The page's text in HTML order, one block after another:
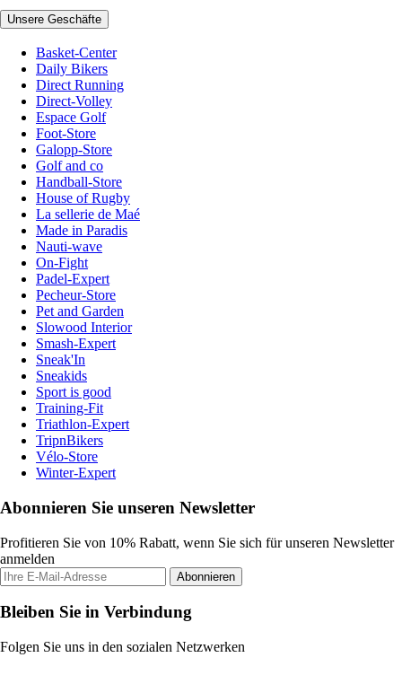
Unsere Geschäfte
Basket-Center
Daily Bikers
Direct Running
Direct-Volley
Espace Golf
Foot-Store
Galopp-Store
Golf and co
Handball-Store
House of Rugby
La sellerie de Maé
Made in Paradis
Nauti-wave
On-Fight
Padel-Expert
Pecheur-Store
Pet and Garden
Slowood Interior
Smash-Expert
Sneak'In
Sneakids
Sport is good
Training-Fit
Triathlon-Expert
TripnBikers
Vélo-Store
Winter-Expert
Abonnieren Sie unseren Newsletter
Profitieren Sie von 10% Rabatt, wenn Sie sich für unseren Newsletter
anmelden
Abonnieren
Bleiben Sie in Verbindung
Folgen Sie uns in den sozialen Netzwerken